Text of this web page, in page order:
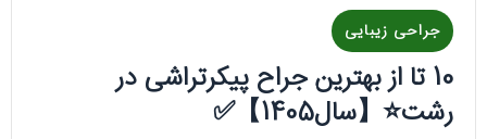
جراحی زیبایی
10 تا از بهترین جراح پیکرتراشی در
رشت⭐【سال1405】✅